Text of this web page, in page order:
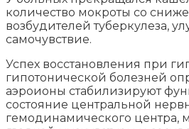
количество мокроты со
возбудителей туберкулеза,
самочувствие.
Успех восстановления при
гипотонической болезней
аэроионы стабилизируют
состояние центральной
гемодинамического центра,